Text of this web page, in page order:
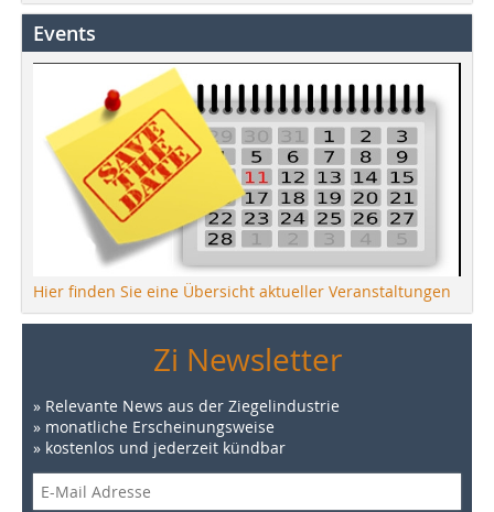
Events
Hier finden Sie eine Übersicht aktueller Veranstaltungen
Zi Newsletter
» Relevante News aus der Ziegelindustrie
» monatliche Erscheinungsweise
» kostenlos und jederzeit kündbar